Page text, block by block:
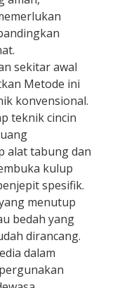
sekitar awal
Metode ini
konvensional.
teknik cincin
alat tabung dan
kulup
spesifik.
menutup
bedah yang
dirancang.
dalam